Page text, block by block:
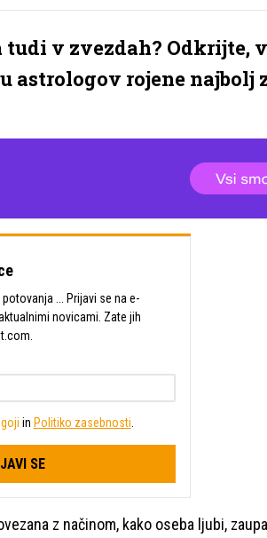
tudi v zvezdah? Odkrijte,
astrologov rojene najbolj
... Prijavi se na e-
novicami. Zate jih
in Politiko zasebnosti
SE
z načinom, kako oseba ljubi,